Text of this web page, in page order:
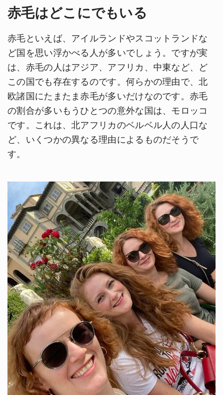
赤毛はどこにでもいる
赤毛といえば、アイルランドやスコットランドな
ど国を思い浮かべる人が多いでしょう。ですが実
は、赤毛の人はアジア、アフリカ、中東など、ど
この国でも存在するのです。何らかの理由で、北
欧諸国にたまたま赤毛が多いだけなのです。赤毛
の割合が多いもうひとつの意外な国は、モロッコ
です。これは、北アフリカのベルベル人の人口な
ど、いくつかの異なる理由によるものだそうで
す。